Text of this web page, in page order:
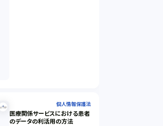
個人情報保護法
医療関係サービスにおける患者
のデータの利活用の方法